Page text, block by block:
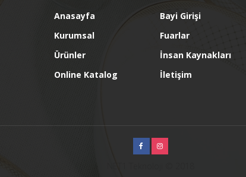
Anasayfa
Bayi Girişi
Kurumsal
Fuarlar
Ürünler
İnsan Kaynakları
Online Katalog
İletişim